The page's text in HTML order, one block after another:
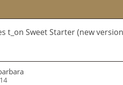
t_on Sweet Starter (new